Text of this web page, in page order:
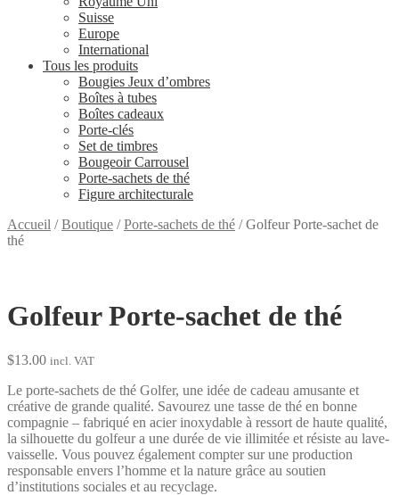
Suisse
Europe
International
Tous les produits
Bougies Jeux d’ombres
Boîtes à tubes
Boîtes cadeaux
Porte-clés
Set de timbres
Bougeoir Carrousel
Porte-sachets de thé
Figure architecturale
Accueil /Boutique /Porte-sachets de thé /Golfeur Porte-sachet de
thé
Golfeur Porte-sachet de thé
$13.00 incl. VAT
Le porte-sachets de thé Golfer, une idée de cadeau amusante et
créative de grande qualité. Savourez une tasse de thé en bonne
compagnie – fabriqué en acier inoxydable à ressort de haute qualité,
la silhouette du golfeur a une durée de vie illimitée et résiste au lave-
vaisselle. Vous pouvez également compter sur une production
responsable envers l’homme et la nature grâce au soutien
d’institutions sociales et au recyclage.